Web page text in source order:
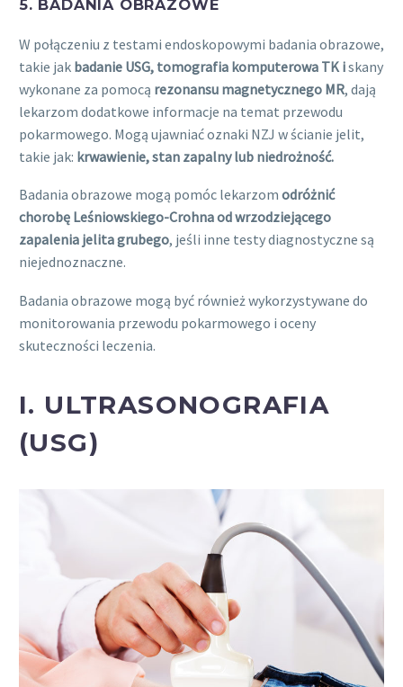
5. BADANIA OBRAZOWE
W połączeniu z testami endoskopowymi badania obrazowe,
takie jak badanie USG, tomografia komputerowa TK iskany
wykonane za pomocą rezonansu magnetycznego MR, dają
lekarzom dodatkowe informacje na temat przewodu
pokarmowego. Mogą ujawniać oznaki NZJ w ścianie jelit,
takie jak: krwawienie, stan zapalny lub niedrożność.
Badania obrazowe mogą pomóc lekarzom odróżnić
chorobę Leśniowskiego-Crohna od wrzodziejącego
zapalenia jelita grubego, jeśli inne testy diagnostyczne są
niejednoznaczne.
Badania obrazowe mogą być również wykorzystywane do
monitorowania przewodu pokarmowego i oceny
skuteczności leczenia.
I. ULTRASONOGRAFIA
(USG)